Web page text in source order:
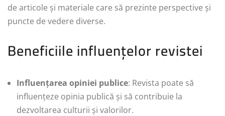
de articole și materiale care să prezinte perspective și
puncte de vedere diverse.
Beneficiile influențelor revistei
Influențarea opiniei publice: Revista poate să
influențeze opinia publică și să contribuie la
dezvoltarea culturii și valorilor.